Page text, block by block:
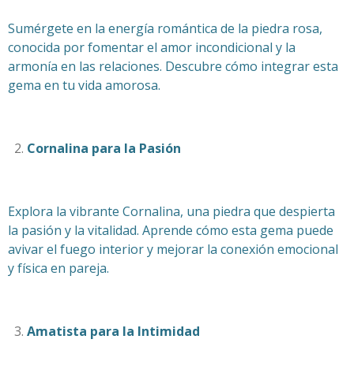
Sumérgete en la energía romántica de la piedra rosa,
conocida por fomentar el amor incondicional y la
armonía en las relaciones. Descubre cómo integrar esta
gema en tu vida amorosa.
Cornalina para la Pasión
Explora la vibrante Cornalina, una piedra que despierta
la pasión y la vitalidad. Aprende cómo esta gema puede
avivar el fuego interior y mejorar la conexión emocional
y física en pareja.
Amatista para la Intimidad